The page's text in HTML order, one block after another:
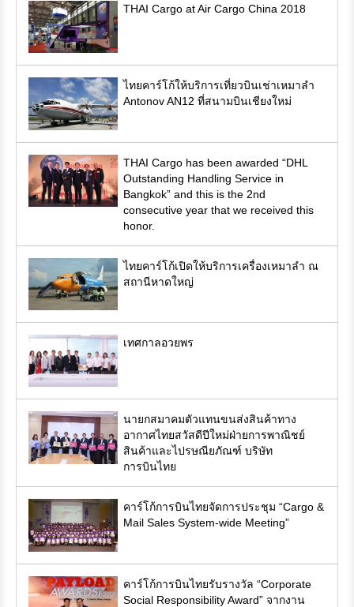
THAI Cargo at Air Cargo China 2018
ไทยคาร์โก้ให้บริการเที่ยวบินเช่าเหมาลำ
Antonov AN12 ที่สนามบินเชียงใหม่
THAI Cargo has been awarded “DHL
Outstanding Handling Service in
Bangkok” and this is the 2nd
consecutive year that we received this
honor.
ไทยคาร์โก้เปิดให้บริการเครื่องเหมาลำ ณ
สถานีหาดใหญ่
เทศกาลอวยพร
นายกสมาคมตัวแทนขนส่งสินค้าทาง
อากาศไทยสวัสดีปีใหม่ฝ่ายการพาณิชย์
สินค้าและไปรษณียภัณฑ์ บริษัท
การบินไทย
คาร์โก้การบินไทยจัดการประชุม “Cargo &
Mail Sales System-wide Meeting”
คาร์โก้การบินไทยรับรางวัล “Corporate
Social Responsibility Award” จากงาน